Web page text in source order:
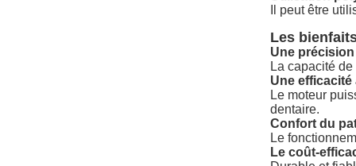
Il peut être
Les
Une
La capacité
Une efficacité
Le moteur
dentaire.
Confort du
Le
Le coût-